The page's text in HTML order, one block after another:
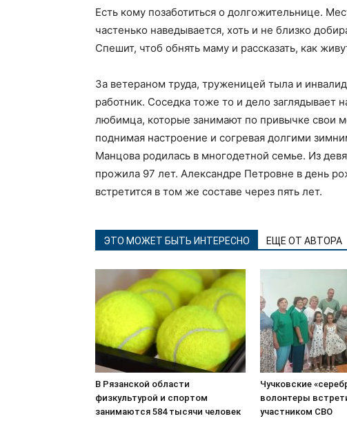
Есть кому позаботиться о долгожительнице.
частенько наведывается, хоть и не близко
Спешит, чтоб обнять маму и рассказать, как
За ветераном труда, труженицей тыла и
работник. Соседка тоже то и дело заглядывает
любимца, которые занимают по привычке свои
поднимая настроение и согревая долгими
Манцова родилась в многодетной семье. Из
прожила 97 лет. Александре Петровне в день
встретится в том же составе через пять лет.
ЭТО МОЖЕТ БЫТЬ ИНТЕРЕСНО ЕЩЕ ОТ АВТОРА
В Рязанской области
физкультурой и спортом
занимаются 584 тысячи человек
Чучковские
волонтеры
участником СВО